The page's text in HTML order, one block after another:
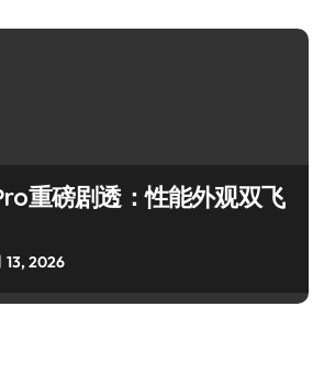
重磅剧透：性能外观双飞
13, 2026